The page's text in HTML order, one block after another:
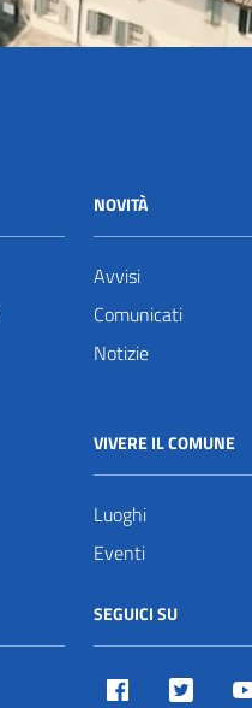
NOVITÀ
Avvisi
Comunicati
Notizie
VIVERE IL COMUNE
Luoghi
Eventi
SEGUICI SU
Facebook Twitter